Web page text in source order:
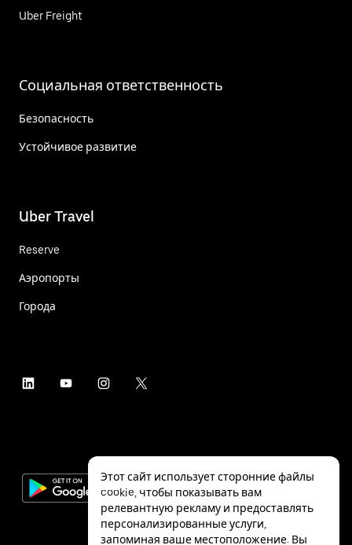
Uber Freight
Социальная ответственность
Безопасность
Устойчивое развитие
Uber Travel
Reserve
Аэропорты
Города
Этот сайт использует сторонние файлы
cookie, чтобы показывать вам
релевантную рекламу и предоставлять
персонализированные услуги,
запоминая ваше местоположение. Вы